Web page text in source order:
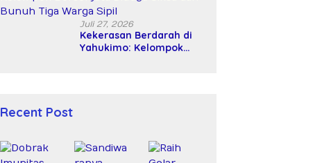
Juli 27, 2026
Kekerasan Berdarah di
Yahukimo: Kelompok
Recent Post